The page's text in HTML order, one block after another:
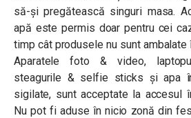
să-și pregătească singuri masa.
apă este permis doar pentru cei
timp cât produsele nu sunt
Aparatele foto & video,
steagurile & selfie sticks și apa
sigilate, sunt acceptate la accesul
Nu pot fi aduse în nicio zonă din